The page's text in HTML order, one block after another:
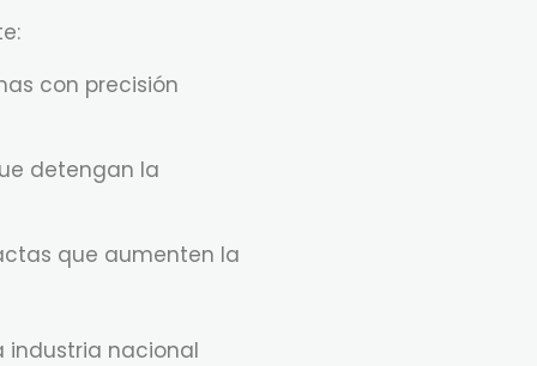
con precisión
detengan la
que aumenten la
industria nacional